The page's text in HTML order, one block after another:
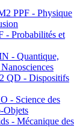
PPF - Physique
- Probabilités et
- Quantique,
QD - Dispositifs
- Science des
Objets
- Mécanique des